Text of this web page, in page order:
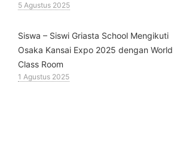
5 Agustus 2025
Siswa – Siswi Griasta School Mengikuti
Osaka Kansai Expo 2025 dengan World
Class Room
1 Agustus 2025